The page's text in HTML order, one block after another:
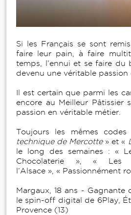
Si les Français se sont
faire leur pain, à faire
temps, l’ennui et se faire du
devenu une véritable
Il est certain que parmi les
encore au Meilleur Pâtissier
passion en véritable métier.
Toujours les mêmes
technique de Mercotte» et «
le long des semaines : «
Chocolaterie », «
l’Alsace », « Passionnément
Margaux, 18 ans - Gagnante
le spin-off digital de 6Play,
Provence (13)